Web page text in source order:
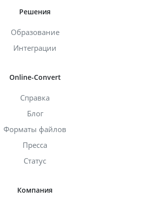
Решения
Образование
Интеграции
Online-Convert
Справка
Блог
Форматы файлов
Пресса
Статус
Компания